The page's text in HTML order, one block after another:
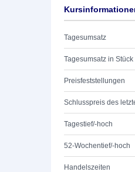
Tagesumsatz
Tagesumsatz in Stück
Preisfeststellungen
Schlusspreis des
Tagestief/-hoch
52-Wochentief/-hoch
Handelszeiten